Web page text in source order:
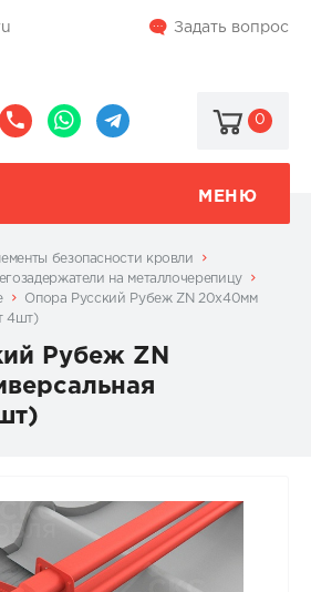
Задать вопрос
0
МЕНЮ
безопасности кровли
на металлочерепицу
Опора Русский Рубеж ZN 20х40мм
4шт)
Рубеж ZN